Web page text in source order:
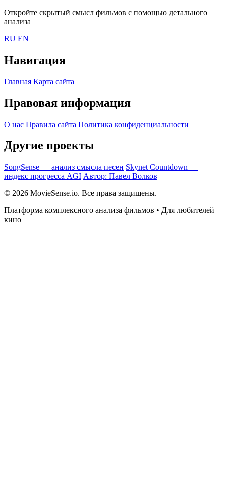
Откройте скрытый смысл фильмов с помощью детального
анализа
RU EN
Навигация
Главная Карта сайта
Правовая информация
О нас Правила сайта Политика конфиденциальности
Другие проекты
SongSense — анализ смысла песен Skynet Countdown —
индекс прогресса AGI Автор: Павел Волков
© 2026 MovieSense.io. Все права защищены.
Платформа комплексного анализа фильмов • Для любителей
кино